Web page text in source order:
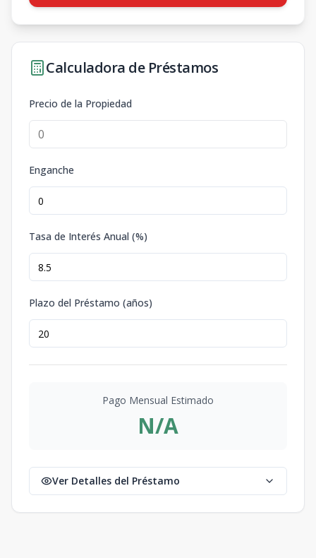
Calculadora de Préstamos
Precio de la Propiedad
Enganche
Tasa de Interés Anual (%)
Plazo del Préstamo (años)
Pago Mensual Estimado
N/A
Ver Detalles del Préstamo